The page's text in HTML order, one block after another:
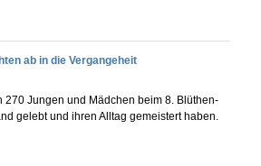
ab in die Vergangeheit
Jungen und Mädchen beim 8. Blüthen-
gelebt und ihren Alltag gemeistert haben.